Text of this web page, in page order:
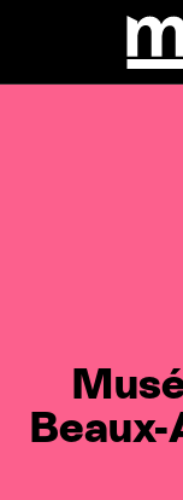
Brussels
Panneau de gestion